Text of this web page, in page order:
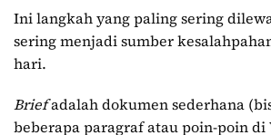
Ini langkah yang paling sering
sering menjadi sumber
hari.
Briefadalah dokumen sederhana
beberapa paragraf atau poin-poin di